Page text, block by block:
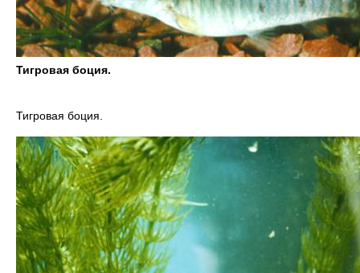
Тигровая боция.
Тигровая боция.